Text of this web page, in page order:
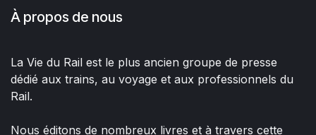
À propos de nous
La Vie du Rail est le plus ancien groupe de presse
dédié aux trains, au voyage et aux professionnels du
Rail.
Nous éditons de nombreux livres et à travers cette